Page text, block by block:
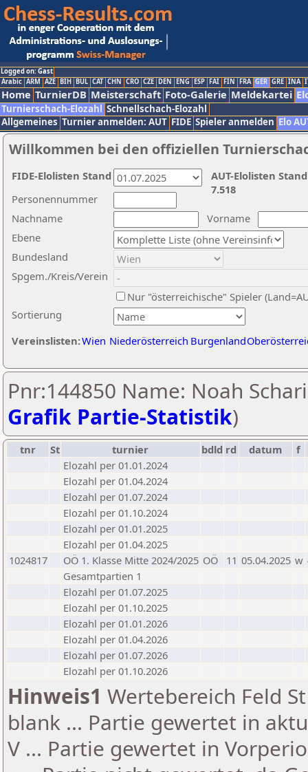
Logged on: Gast
Arabic ARM AZE BIH BUL CAT CHN CRO CZE DEN ENG ESP FAI FIN FRA GER GRE INA
Home TurnierDB Meisterschaft Foto-Galerie Meldekartei
Turnierschach-Elozahl Schnellschach-Elozahl
Allgemeines Turnier anmelden: AUT FIDE Spieler anmelden Elo
Willkommen bei den offiziellen
Nachname
Vorname
Ebene
Sortierung
Personennummer
Bundesland
Spgem./Kreis/Verein
Nur "österreichische" Spieler
Vereinslisten:Wien Niederösterreich Burgenland
AUT-Elolisten
7.518
FIDE-Elolisten Stand
Pnr:144850 Name: Noah
Grafik Partie-Statistik)
tnr St turnier bdld rd datum
f
Elozahl per 01.01.2024
Elozahl per 01.04.2024
Elozahl per 01.07.2024
Elozahl per 01.10.2024
Elozahl per 01.01.2025
Elozahl per 01.04.2025
1024817
OÖ 1. Klasse Mitte 2024/2025 OÖ 11 05.04.2025 w
Gesamtpartien 1
Elozahl per 01.07.2025
Elozahl per 01.10.2025
Elozahl per 01.01.2026
Elozahl per 01.04.2026
Elozahl per 01.07.2026
Elozahl per 01.10.2026
Hinweis1 Wertebereich Feld
blank ... Partie gewertet in
V ... Partie gewertet in